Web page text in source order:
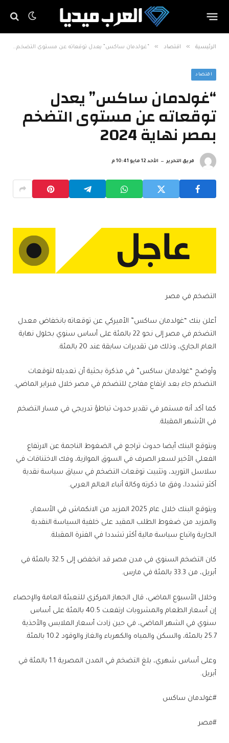
الرئيسية » اقتصاد » “غولدمان ساكس” يعدل توقعاته عن مستوى التضخم بمصر نهاية 2024
اقتصاد
“غولدمان ساكس” يعدل
توقعاته عن مستوى التضخم
بمصر نهاية 2024
فريق التحرير الأحد 12 مايو 10:41 م
التضخم في مصر
أعلن بنك “غولدمان ساكس” الأميركي عن توقعاته بانخفاض معدل
التضخم في مصر إلى نحو 22 بالمئة على أساس سنوي بحلول نهاية
العام الجاري، وذلك من تقديرات سابقة عند 20 بالمئة.
وأوضح “غولدمان ساكس” في مذكرة بحثية أن تعديله لتوقعات
التضخم جاء بعد ارتفاع مفاجئ للتضخم في مصر خلال فبراير الماضي.
كما أكد أنه مستمر في تقدير حدوث تباطؤ تدريجي في مسار التضخم
في الأشهر المقبلة.
ويتوقع البنك أيضا حدوث تراجع في الضغوط الناجمة عن الارتفاع
الفعلي الأخير لسعر الصرف في السوق الموازية، وفك الاختناقات في
سلاسل التوريد، وتثبيت توقعات التضخم في سياق سياسة نقدية
أكثر تشددا، وفق ما ذكرته وكالة أنباء العالم العربي.
ويتوقع البنك خلال عام 2025 المزيد من الانكماش في الأسعار،
والمزيد من ضغوط الطلب المقيد على خلفية السياسة النقدية
الجارية واتباع سياسة مالية أكثر تشددا في الفترة المقبلة.
كان التضخم السنوي في مدن مصر قد انخفض إلى 32.5 بالمئة في
أبريل، من 33.3 بالمئة في مارس.
وخلال الأسبوع الماضي، قال الجهاز المركزي للتعبئة العامة والإحصاء
إن أسعار الطعام والمشروبات ارتفعت 40.5 بالمئة على أساس
سنوي في الشهر الماضي، في حين زادت أسعار الملابس والأحذية
25.7 بالمئة، والسكن والمياه والكهرباء والغاز والوقود 10.2 بالمئة.
وعلى أساس شهري، بلغ التضخم في المدن المصرية 1.1 بالمئة في
أبريل.
#غولدمان ساكس
#مصر